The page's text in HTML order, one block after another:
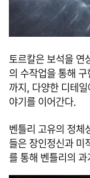
토르칼은 보석을 연
의 수작업을 통해
까지, 다양한 디테
야기를 이어간다.
벤틀리 고유의 정체
들은 장인정신과 미
를 통해 벤틀리의